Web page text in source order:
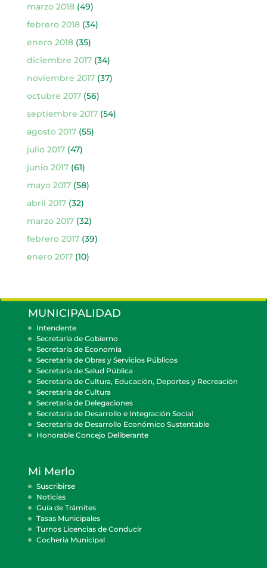
marzo 2018(49)
febrero 2018(34)
enero 2018(35)
diciembre 2017(34)
noviembre 2017(37)
octubre 2017(56)
septiembre 2017(54)
agosto 2017(55)
julio 2017(47)
junio 2017(61)
mayo 2017(58)
abril 2017(32)
marzo 2017(32)
febrero 2017(39)
enero 2017(10)
MUNICIPALIDAD
Intendente
Secretaría de Gobierno
Secretaría de Economía
Secretaría de Obras y Servicios Públicos
Secretaría de Salud Pública
Secretaría de Cultura, Educación, Deportes y Recreación
Secretaría de Cultura
Secretaría de Delegaciones
Secretaría de Desarrollo e Integración Social
Secretaría de Desarrollo Económico Sustentable
Honorable Concejo Deliberante
Mi Merlo
Suscribirse
Noticias
Guía de Trámites
Tasas Municipales
Turnos Licencias de Conducir
Cocheria Municipal